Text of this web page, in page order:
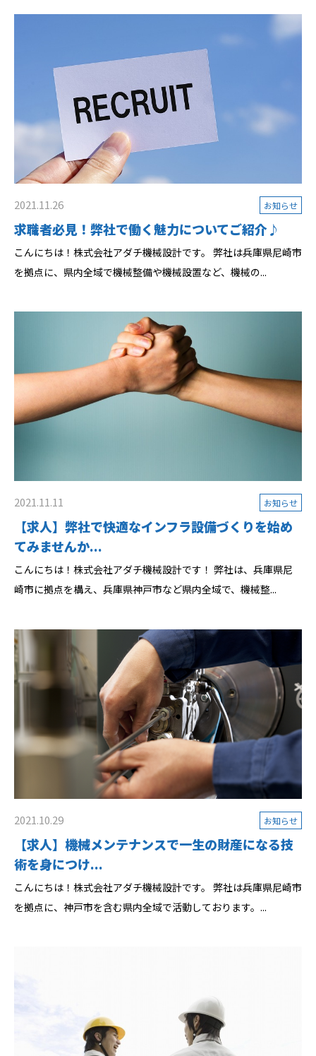
2021.11.26 お知らせ
求職者必見！弊社で働く魅力についてご紹介♪
こんにちは！株式会社アダチ機械設計です。 弊社は兵庫県尼崎市
を拠点に、県内全域で機械整備や機械設置など、機械の...
2021.11.11 お知らせ
【求人】弊社で快適なインフラ設備づくりを始め
てみませんか...
こんにちは！株式会社アダチ機械設計です！ 弊社は、兵庫県尼
崎市に拠点を構え、兵庫県神戸市など県内全域で、機械整...
2021.10.29 お知らせ
【求人】機械メンテナンスで一生の財産になる技
術を身につけ...
こんにちは！株式会社アダチ機械設計です。 弊社は兵庫県尼崎市
を拠点に、神戸市を含む県内全域で活動しております。...